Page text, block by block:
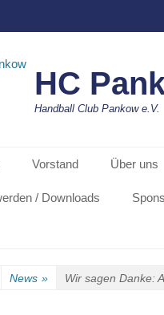
HC
Handball Club Pankow e.V.
Menü
Vorstand Über uns
/ Downloads
News » Wir sagen Danke: